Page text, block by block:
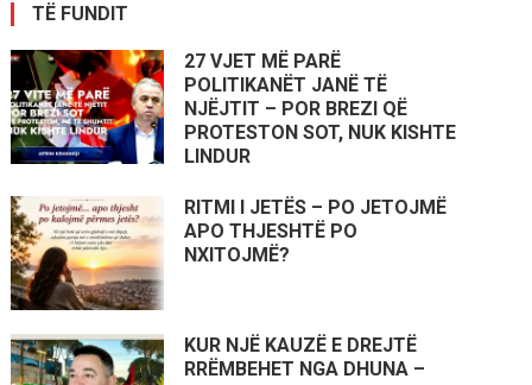
TË FUNDIT
27 VJET MË PARË
POLITIKANËT JANË TË
NJËJTIT – POR BREZI QË
PROTESTON SOT, NUK KISHTE
LINDUR
RITMI I JETËS – PO JETOJMË
APO THJESHTË PO
NXITOJMË?
KUR NJË KAUZË E DREJTË
RRËMBEHET NGA DHUNA –